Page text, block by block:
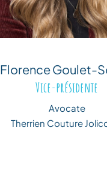
Florence Goulet-
Vice-présidente
Avocate
Therrien Couture